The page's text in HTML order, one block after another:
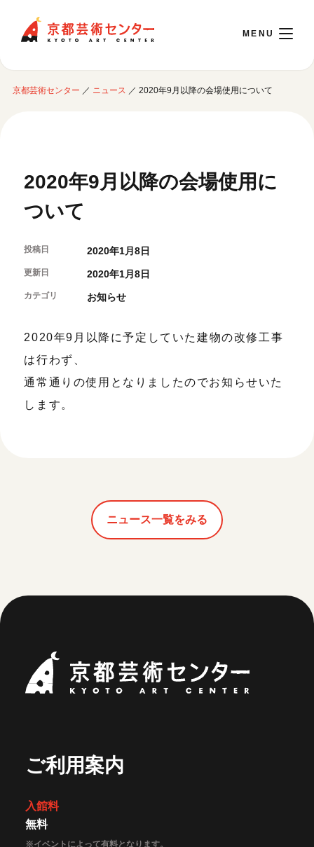
English
※チケット窓口は18:00まで／ギャラリー・図書室・情報コーナーは20:00まで／カ
ご利用案内
開館時間・アクセシビリティ
フロアガイド
カフェ・ショップ
よくあるご質問
取材／視察・見学／撮影
月間スケジュール
センターのプログラム・事業
制作室を使う
制作室について
制作室の使用方法・募集要項
制作室の設備
ボランティア・サポーター
京都芸術センターの歩み
概要・理念・運営体制
連携事業のご案内
京都芸術センター ／ ニュース ／ 2020年9月以降の会場使用について
2020年9月以降の会場使用に
ついて
投稿日 2020年1月8日
更新日 2020年1月8日
カテゴリ お知らせ
2020年9月以降に予定していた建物の改修工事
は行わず、
通常通りの使用となりましたのでお知らせいた
します。
ニュース一覧をみる
ご利用案内
入館料
無料
※イベントによって有料となります。